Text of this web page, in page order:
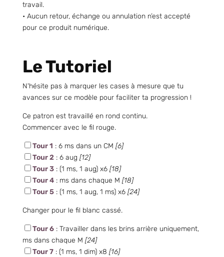
travail.
• Aucun retour, échange ou annulation n’est accepté
pour ce produit numérique.
Le Tutoriel
N'hésite pas à marquer les cases à mesure que tu
avances sur ce modèle pour faciliter ta progression !
Ce patron est travaillé en rond continu.
Commencer avec le fil rouge.
Tour 1 : 6 ms dans un CM [6]
Tour 2: 6 aug [12]
Tour 3: (1 ms, 1 aug) x6[18]
Tour 4: ms dans chaque M [18]
Tour 5: (1 ms, 1 aug, 1 ms) x6 [24]
Changer pour le fil blanc cassé.
Tour 6: Travailler dans les brins arrière uniquement,
ms dans chaque M [24]
Tour 7: (1 ms, 1 dim) x8 [16]